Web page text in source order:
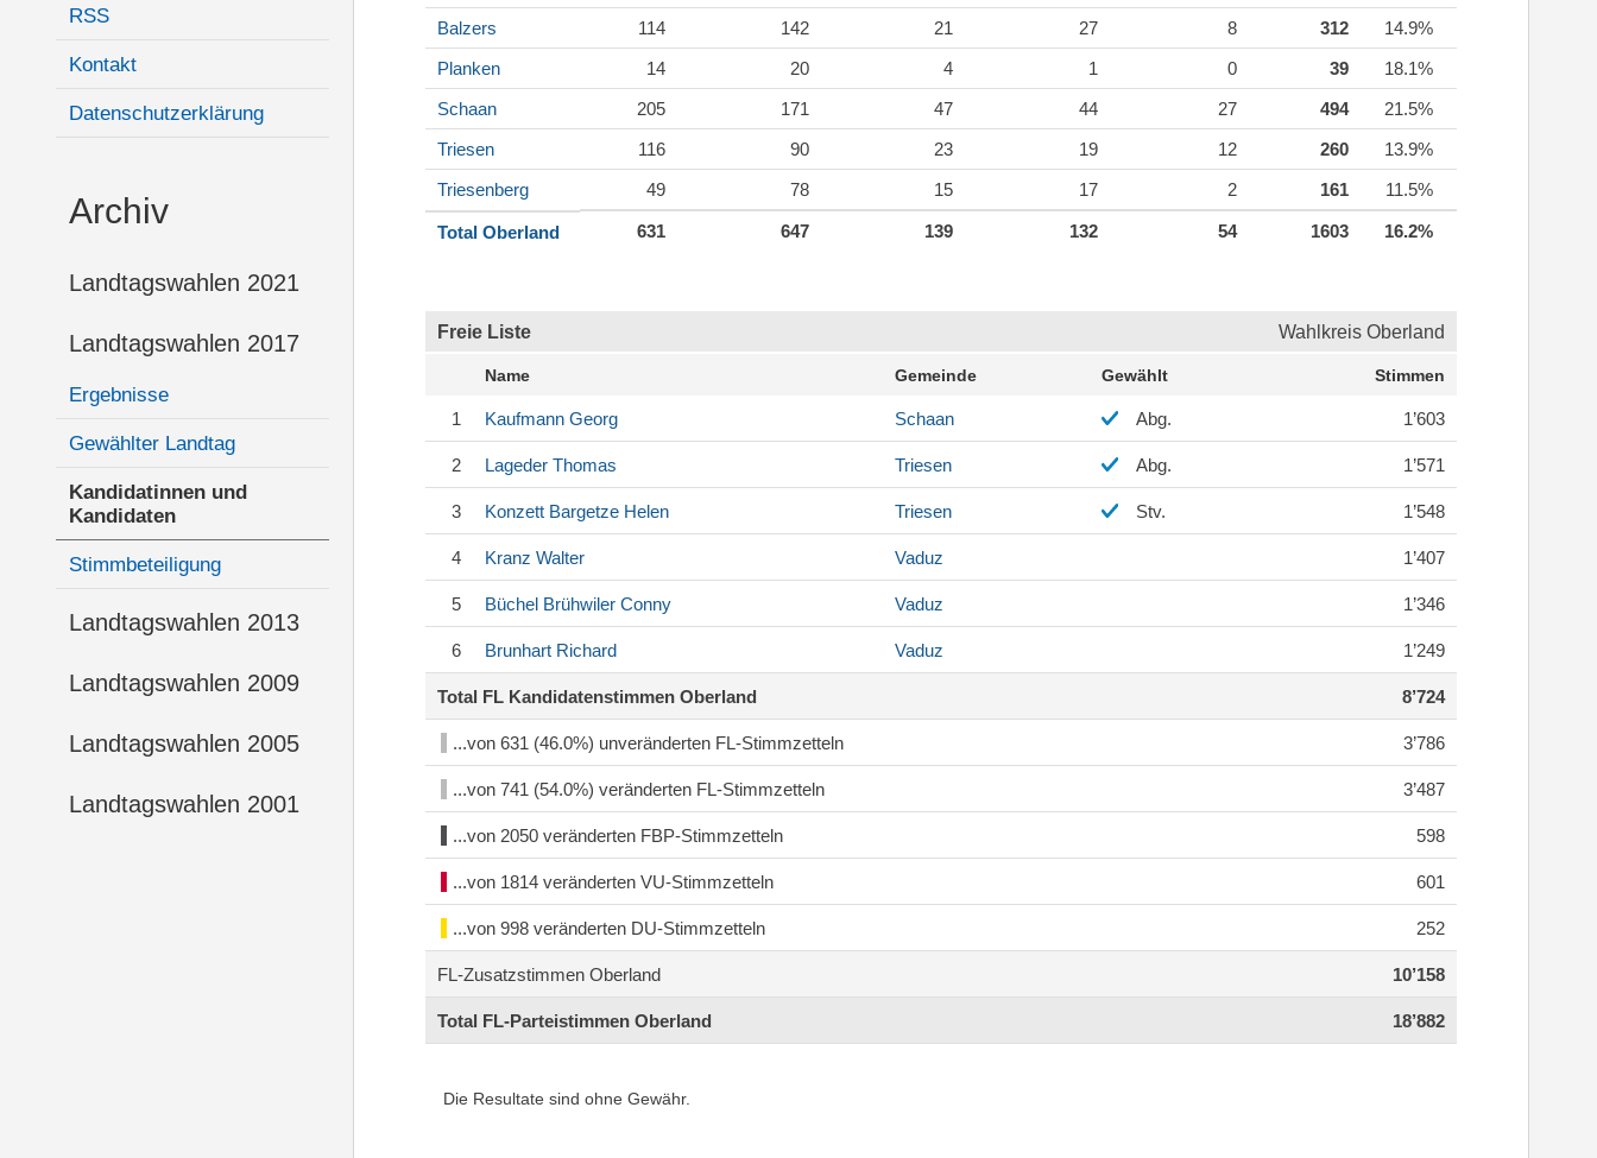
RSS
Kontakt
Datenschutzerklärung
Archiv
Landtagswahlen 2021
Landtagswahlen 2017
Ergebnisse
Gewählter Landtag
Kandidatinnen und
Kandidaten
Stimmbeteiligung
Landtagswahlen 2013
Landtagswahlen 2009
Landtagswahlen 2005
Landtagswahlen 2001
Balzers 114 142 21 27 8 312
14.9%
Planken
14 20 4 1 0 39
18.1%
Schaan
205 171 47 44 27 494
21.5%
Triesen
116 90 23 19 12 260
13.9%
Triesenberg
49 78 15 17 2 161 11.5%
Total Oberland 631 647 139 132 54 1603 16.2%
Freie Liste Wahlkreis Oberland
Name Gemeinde Gewählt Stimmen
1 Kaufmann Georg Schaan Abg. 1’603
2 Lageder Thomas Triesen Abg. 1’571
3 Konzett Bargetze Helen Triesen Stv. 1’548
4 Kranz Walter Vaduz 1’407
5 Büchel Brühwiler Conny Vaduz 1’346
6 Brunhart Richard Vaduz 1’249
Total FL Kandidatenstimmen Oberland 8’724
...von 631 (46.0%) unveränderten FL-Stimmzetteln 3’786
...von 741 (54.0%) veränderten FL-Stimmzetteln 3’487
...von 2050 veränderten FBP-Stimmzetteln 598
...von 1814 veränderten VU-Stimmzetteln 601
...von 998 veränderten DU-Stimmzetteln 252
FL-Zusatzstimmen Oberland 10’158
Total FL-Parteistimmen Oberland 18’882
Die Resultate sind ohne Gewähr.